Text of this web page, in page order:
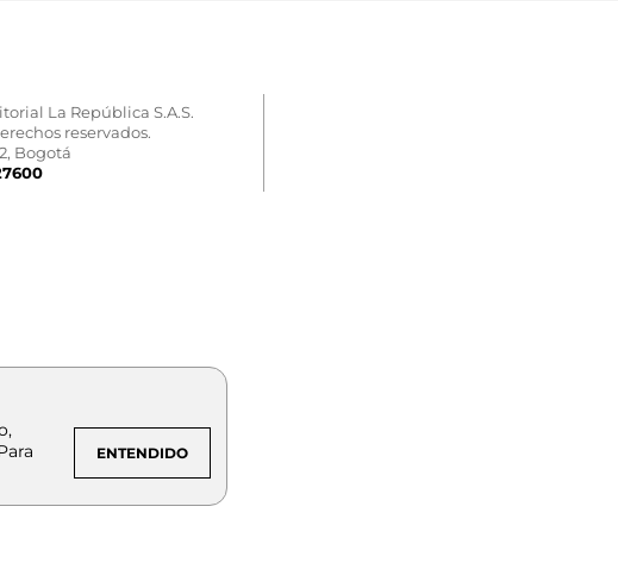
La República S.A.S.
reservados.
Bogotá
ENTENDIDO